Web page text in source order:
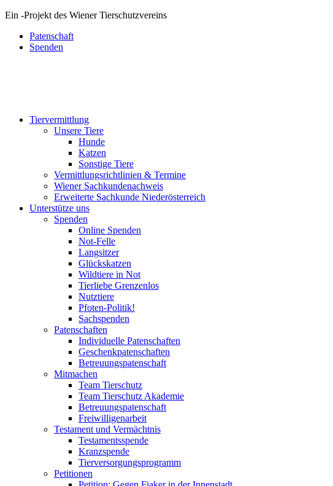
Ein -Projekt des Wiener Tierschutzvereins
Patenschaft
Spenden
Tiervermittlung
Unsere Tiere
Hunde
Katzen
Sonstige Tiere
Vermittlungsrichtlinien & Termine
Wiener Sachkundenachweis
Erweiterte Sachkunde Niederösterreich
Unterstütze uns
Spenden
Online Spenden
Not-Felle
Langsitzer
Glückskatzen
Wildtiere in Not
Tierliebe Grenzenlos
Nutztiere
Pfoten-Politik!
Sachspenden
Patenschaften
Individuelle Patenschaften
Geschenkpatenschaften
Betreuungspatenschaft
Mitmachen
Team Tierschutz
Team Tierschutz Akademie
Betreuungspatenschaft
Freiwilligenarbeit
Testament und Vermächtnis
Testamentsspende
Kranzspende
Tierversorgungsprogramm
Petitionen